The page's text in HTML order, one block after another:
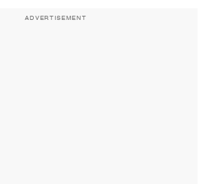
ADVERTISEMENT